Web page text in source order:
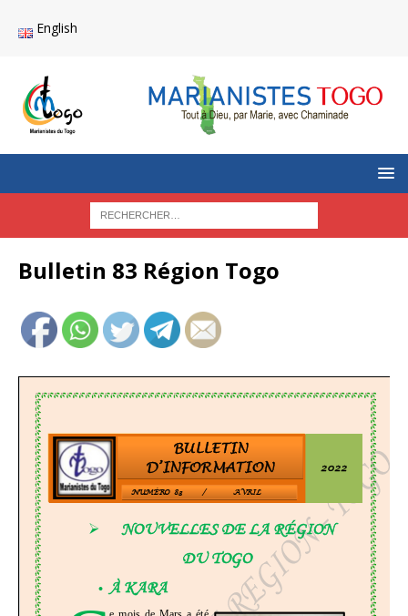
English
Bulletin 83 Région Togo